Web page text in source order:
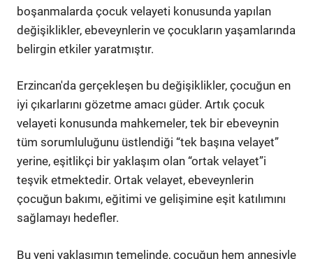
boşanmalarda çocuk velayeti konusunda yapılan
değişiklikler, ebeveynlerin ve çocukların yaşamlarında
belirgin etkiler yaratmıştır.
Erzincan'da gerçekleşen bu değişiklikler, çocuğun en
iyi çıkarlarını gözetme amacı güder. Artık çocuk
velayeti konusunda mahkemeler, tek bir ebeveynin
tüm sorumluluğunu üstlendiği “tek başına velayet”
yerine, eşitlikçi bir yaklaşım olan “ortak velayet”i
teşvik etmektedir. Ortak velayet, ebeveynlerin
çocuğun bakımı, eğitimi ve gelişimine eşit katılımını
sağlamayı hedefler.
Bu yeni yaklaşımın temelinde, çocuğun hem annesiyle